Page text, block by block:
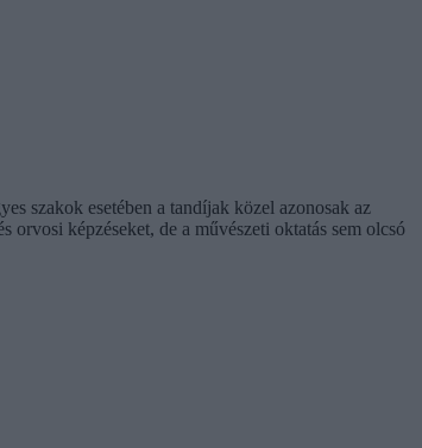
szakok esetében a tandíjak közel azonosak az
képzéseket, de a művészeti oktatás sem olcsó